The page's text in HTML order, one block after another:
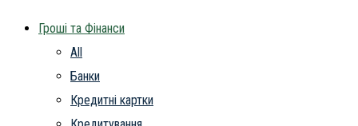
Гроші та Фінанси
All
Банки
Кредитні картки